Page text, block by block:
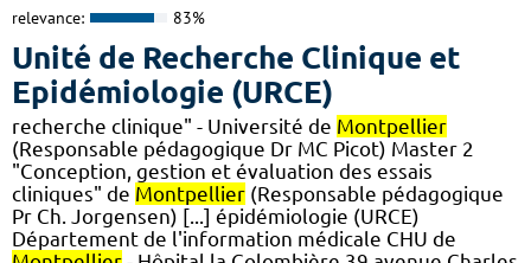
relevance: 83%
Unité de Recherche Clinique et
Epidémiologie (URCE)
recherche clinique" - Université de Montpellier
(Responsable pédagogique Dr MC Picot) Master 2
"Conception, gestion et évaluation des essais
cliniques" de Montpellier (Responsable pédagogique
Pr Ch. Jorgensen) [...] épidémiologie (URCE)
Département de l'information médicale CHU de